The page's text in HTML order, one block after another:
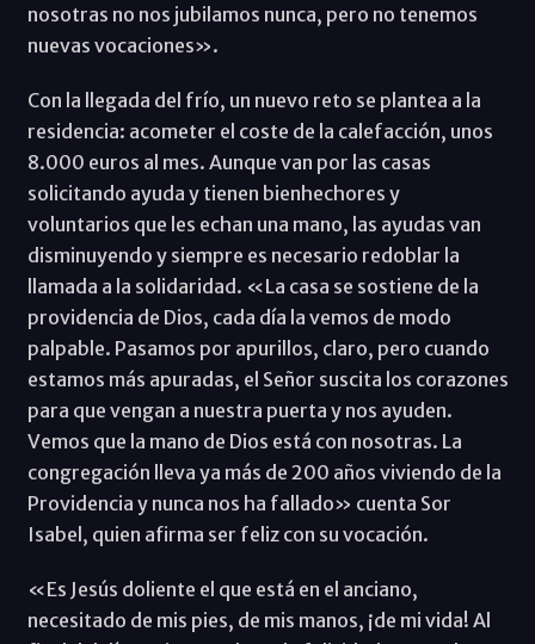
nosotras no nos jubilamos nunca, pero no tenemos
nuevas vocaciones».
Con la llegada del frío, un nuevo reto se plantea a la
residencia: acometer el coste de la calefacción, unos
8.000 euros al mes. Aunque van por las casas
solicitando ayuda y tienen bienhechores y
voluntarios que les echan una mano, las ayudas van
disminuyendo y siempre es necesario redoblar la
llamada a la solidaridad. «La casa se sostiene de la
providencia de Dios, cada día la vemos de modo
palpable. Pasamos por apurillos, claro, pero cuando
estamos más apuradas, el Señor suscita los corazones
para que vengan a nuestra puerta y nos ayuden.
Vemos que la mano de Dios está con nosotras. La
congregación lleva ya más de 200 años viviendo de la
Providencia y nunca nos ha fallado» cuenta Sor
Isabel, quien afirma ser feliz con su vocación.
«Es Jesús doliente el que está en el anciano,
necesitado de mis pies, de mis manos, ¡de mi vida! Al